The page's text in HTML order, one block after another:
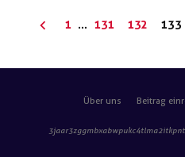
mit den Menschen vor Ort ins
zu machen, sollten wir
wieder eine Kundgebung […]
Beiträge
1 … 131 132 133
Über uns Beitrag